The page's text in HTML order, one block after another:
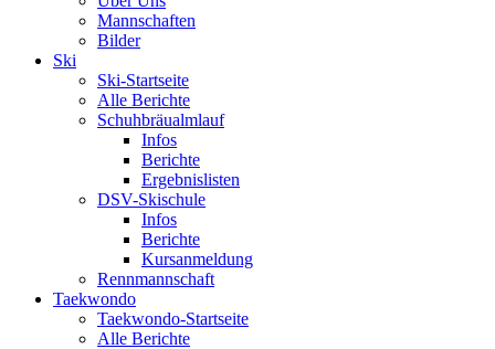
Mannschaften
Bilder
Ski
Ski-Startseite
Alle Berichte
Schuhbräualmlauf
Infos
Berichte
Ergebnislisten
DSV-Skischule
Infos
Berichte
Kursanmeldung
Rennmannschaft
Taekwondo
Taekwondo-Startseite
Alle Berichte